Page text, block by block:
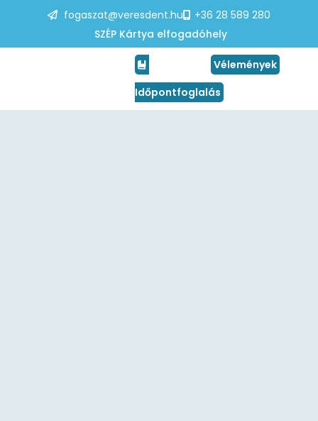
fogaszat@veresdent.hu
+36 28 589 280
SZÉP Kártya elfogadóhely
Időpontfoglalás
Vélemények